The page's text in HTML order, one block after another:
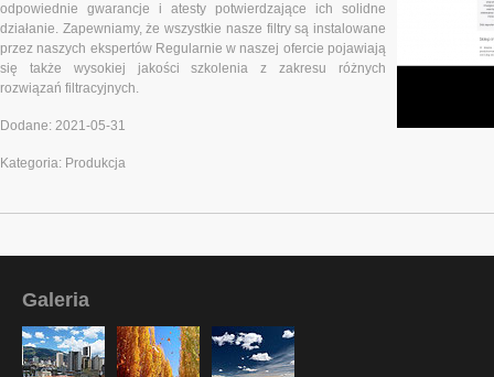
odpowiednie gwarancje i atesty potwierdzające ich solidne
działanie. Zapewniamy, że wszystkie nasze filtry są instalowane
przez naszych ekspertów Regularnie w naszej ofercie pojawiają
się także wysokiej jakości szkolenia z zakresu różnych
rozwiązań filtracyjnych.
Dodane: 2021-05-31
Kategoria: Produkcja
Galeria